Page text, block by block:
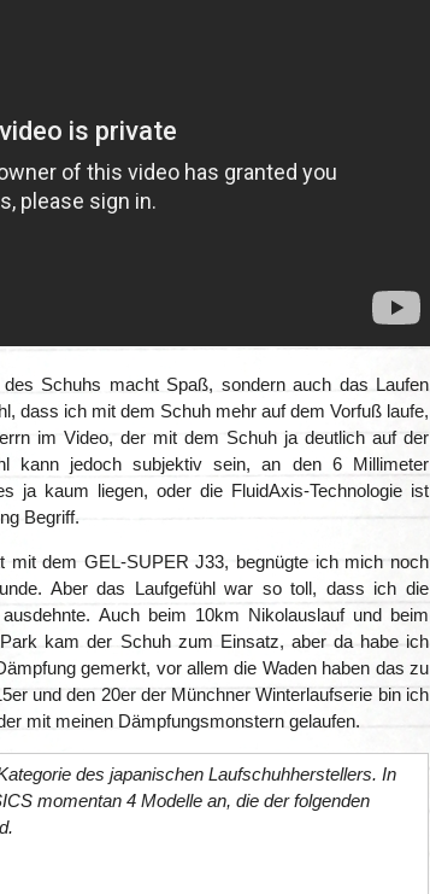
Schuhs macht Spaß, sondern auch das Laufen
dass ich mit dem Schuh mehr auf dem Vorfuß laufe,
im Video, der mit dem Schuh ja deutlich auf der
kann jedoch subjektiv sein, an den 6 Millimeter
ja kaum liegen, oder die FluidAxis-Technologie ist
Begriff.
mit dem GEL-SUPER J33, begnügte ich mich noch
Aber das Laufgefühl war so toll, dass ich die
Auch beim 10km Nikolauslauf und beim
kam der Schuh zum Einsatz, aber da habe ich
gemerkt, vor allem die Waden haben das zu
und den 20er der Münchner Winterlaufserie bin ich
mit meinen Dämpfungsmonstern gelaufen.
des japanischen Laufschuhherstellers. In
momentan 4 Modelle an, die der folgenden